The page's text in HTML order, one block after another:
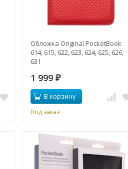
Обложка Original PocketBook
614, 615, 622, 623, 624, 625, 626,
631
1 999 ₽
В корзину
Под заказ